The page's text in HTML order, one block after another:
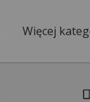
Więcej